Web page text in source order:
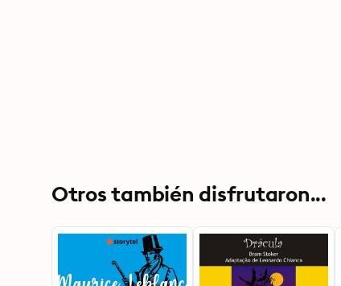
Otros también disfrutaron...